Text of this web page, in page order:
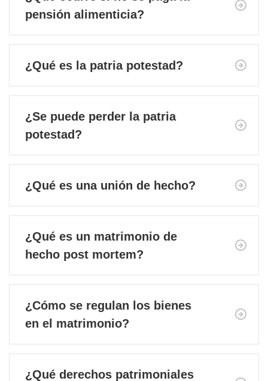
pensión alimenticia?
¿Qué es la patria potestad?
¿Se puede perder la patria
potestad?
¿Qué es una unión de hecho?
¿Qué es un matrimonio de
hecho post mortem?
¿Cómo se regulan los bienes
en el matrimonio?
¿Qué derechos patrimoniales